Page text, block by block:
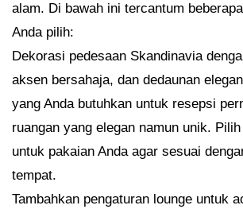
alam. Di bawah ini tercantum
Anda pilih:
Dekorasi pedesaan Skandinavia
aksen bersahaja, dan dedaunan
yang Anda butuhkan untuk resepsi
ruangan yang elegan namun unik.
untuk pakaian Anda agar sesuai
tempat.
Tambahkan pengaturan lounge untuk